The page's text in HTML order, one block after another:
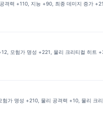
격력 +110, 지능 +90, 최종 데미지 증가
모험가 명성 +221, 물리 크리티컬 히트
가 명성 +210, 물리 공격력 +10, 물리